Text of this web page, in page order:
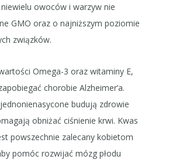
owoców i warzyw nie
GMO oraz o najniższym poziomie
związków.
Omega-3 oraz witaminy E,
chorobie Alzheimer’a.
jednonienasycone budują zdrowie
obniżać ciśnienie krwi. Kwas
powszechnie zalecany kobietom
pomóc rozwijać mózg płodu